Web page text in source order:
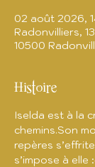
02 août 2026,
Radonvilliers,
10500
Histoire
Iselda est à la
chemins.Son
repères
s’impose à elle